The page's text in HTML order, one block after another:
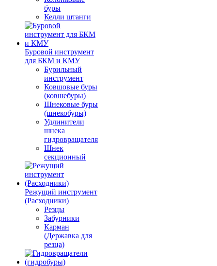
буры
Келли штанги
Буровой инструмент
для БКМ и КМУ
Бурильный
инструмент
Ковшовые буры
(ковшебуры)
Шнековые буры
(шнекобуры)
Удлинители
шнека
гидровращателя
Шнек
секционный
Режущий инструмент
(Расходники)
Резцы
Забурники
Карман
(Державка для
резца)